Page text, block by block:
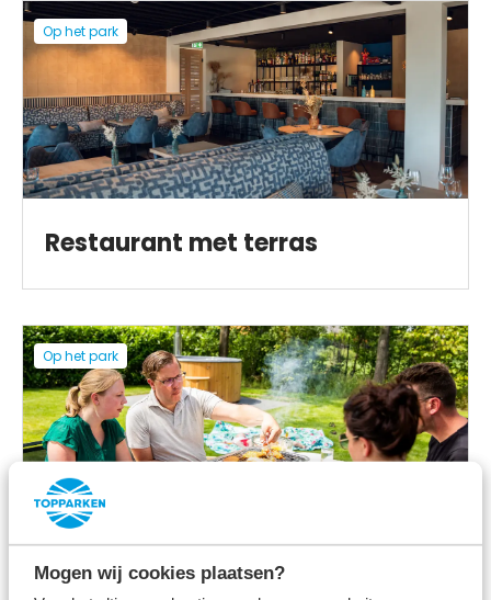
Mogen wij cookies plaatsen?
Op het park
Restaurant met terras
Op het park
BBQ service